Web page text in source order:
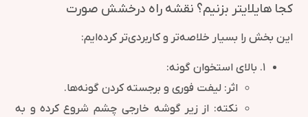
کجا هایلایتر بزنیم؟ نقشه راه درخشش صورت
این بخش را بسیار خلاصه‌تر و کاربردی‌تر کرده‌ایم:
۱. بالای استخوان گونه:
اثر: لیفت فوری و برجسته کردن گونه‌ها.
نکته: از زیر گوشه خارجی چشم شروع کرده و به